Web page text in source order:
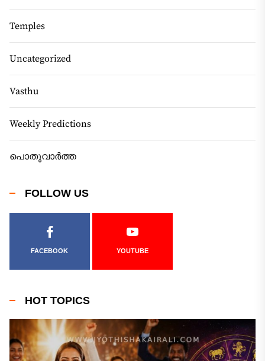
Temples
Uncategorized
Vasthu
Weekly Predictions
പൊതുവാർത്ത
FOLLOW US
FACEBOOK YOUTUBE
HOT TOPICS